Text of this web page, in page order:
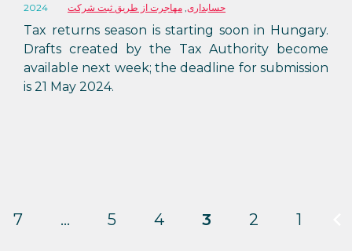
2024
حسابداری, مهاجرت از طریق ثبت شرکت
Tax returns season is starting soon in Hungary.
Drafts created by the Tax Authority become
available next week; the deadline for submission
is 21 May 2024.
1
2
3
4
5
…
7